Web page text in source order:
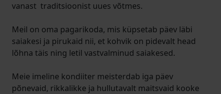
vanast traditsioonist uues võtmes.
Meil on oma pagarikoda, mis küpsetab päev läbi
saiakesi ja pirukaid nii, et kohvik on pidevalt head
lõhna täis ning letil vastvalminud saiakesed.
Meie imeline kondiiter meisterdab iga päev
põnevaid, rikkalikke ja hullutavalt maitsvaid kooke